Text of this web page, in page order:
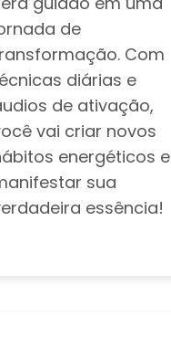
de
Com
diárias e
de ativação,
vai criar novos
energéticos e
sua
essência!